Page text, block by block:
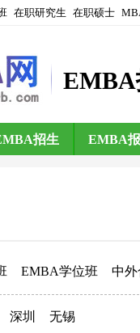
在职研究生 在职硕士
EMBA
招生 EMBA
EMBA学位班 中
深圳 无锡